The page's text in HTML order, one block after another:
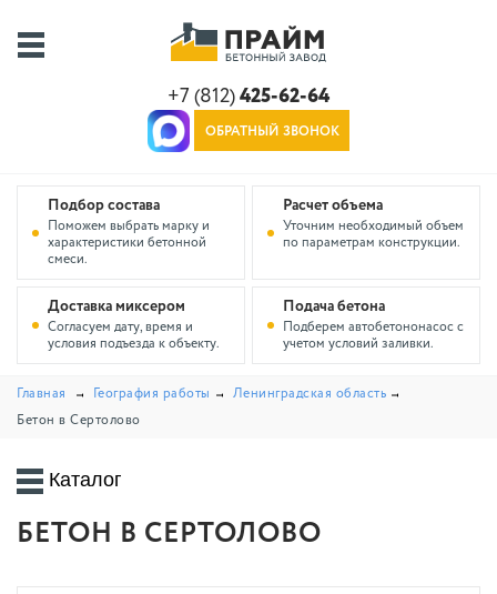
+7 (812) 425-62-64
ОБРАТНЫЙ ЗВОНОК
Подбор состава
Поможем выбрать марку и
характеристики бетонной
смеси.
Расчет объема
Уточним необходимый объем
по параметрам конструкции.
Доставка миксером
Согласуем дату, время и
условия подъезда к объекту.
Подача бетона
Подберем автобетононасос с
учетом условий заливки.
Главная География работы
Ленинградская область
Бетон в Сертолово
Каталог
БЕТОН В СЕРТОЛОВО